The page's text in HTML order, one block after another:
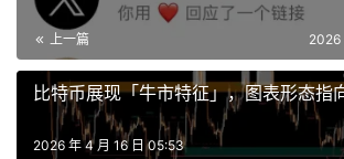
上一篇 2026
比特币展现「牛市特征」，图表形态指
2026 年 4 月 16 日 05:53